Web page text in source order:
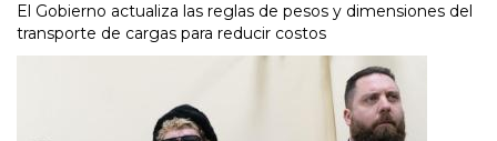
El Gobierno actualiza las reglas de pesos y dimensiones del
transporte de cargas para reducir costos